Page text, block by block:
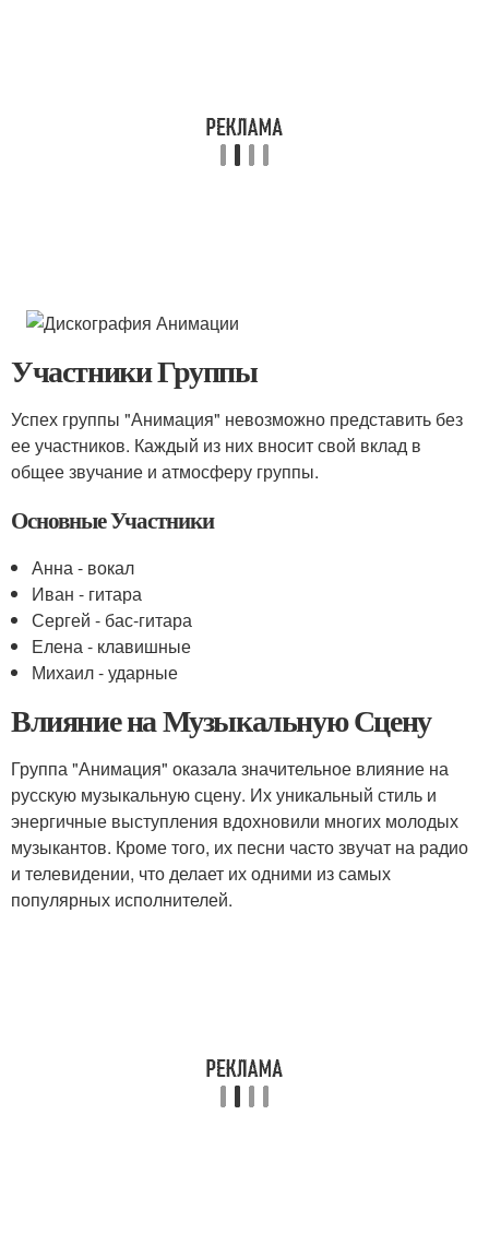
Участники Группы
Успех группы "Анимация" невозможно представить без
ее участников. Каждый из них вносит свой вклад в
общее звучание и атмосферу группы.
Основные Участники
Анна - вокал
Иван - гитара
Сергей - бас-гитара
Елена - клавишные
Михаил - ударные
Влияние на Музыкальную Сцену
Группа "Анимация" оказала значительное влияние на
русскую музыкальную сцену. Их уникальный стиль и
энергичные выступления вдохновили многих молодых
музыкантов. Кроме того, их песни часто звучат на радио
и телевидении, что делает их одними из самых
популярных исполнителей.